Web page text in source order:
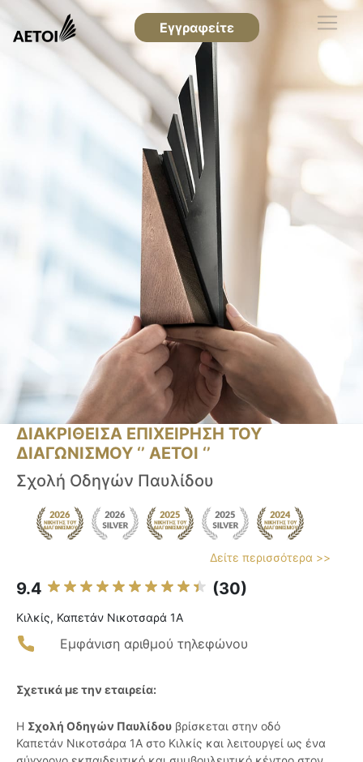
Εγγραφείτε
ΔΙΑΚΡΙΘΕΙΣΑ ΕΠΙΧΕΙΡΗΣΗ ΤΟΥ
ΔΙΑΓΩΝΙΣΜΟΥ ‘’ ΑΕΤΟΙ ‘’
Σχολή Οδηγών Παυλίδου
Δείτε περισσότερα >>
9.4 (30)
Κιλκίς, Καπετάν Νικοτσαρά 1Α
Εμφάνιση αριθμού τηλεφώνου
Σχετικά με την εταιρεία:
Η Σχολή Οδηγών Παυλίδου βρίσκεται στην οδό
Καπετάν Νικοτσάρα 1Α στο Κιλκίς και λειτουργεί ως ένα